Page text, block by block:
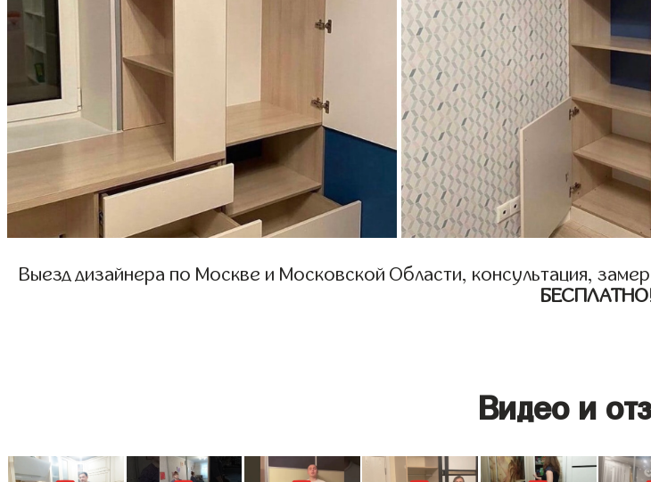
Выезд дизайнера по Москве и Московской Области, консультация,
БЕСПЛАТНО
Видео и